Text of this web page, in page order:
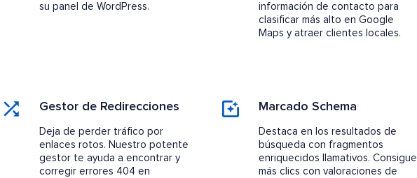
su panel de WordPress.
información de contacto para
clasificar más alto en Google
Maps y atraer clientes locales.
Gestor de Redirecciones
Deja de perder tráfico por
enlaces rotos. Nuestro potente
gestor te ayuda a encontrar y
corregir errores 404 en
Marcado Schema
Destaca en los resultados de
búsqueda con fragmentos
enriquecidos llamativos. Consigue
más clics con valoraciones de